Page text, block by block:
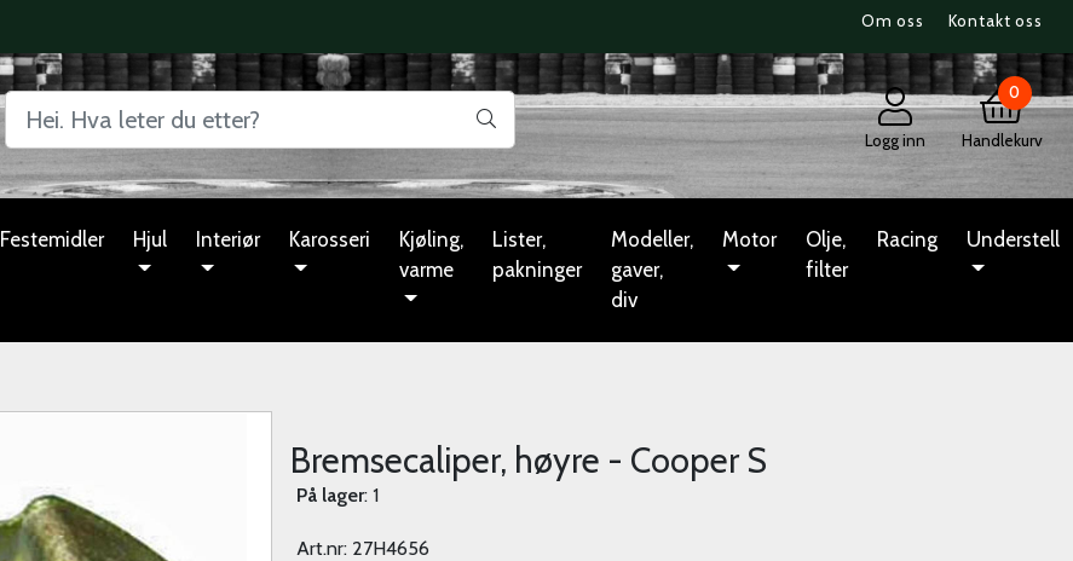
Om oss Kontakt oss
Logg inn
0
Handlekurv
Festemidler Hjul Interiør Karosseri
Kjøling,
varme
Lister,
pakninger
Modeller,
gaver,
div
Motor
Olje,
filter
Racing Understell
Bremsecaliper, høyre - Cooper S
På lager: 1
Art.nr: 27H4656